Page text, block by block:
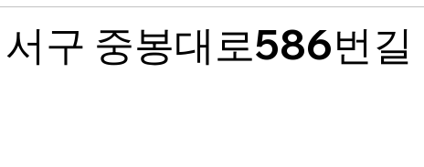
서구 중봉대로586번길